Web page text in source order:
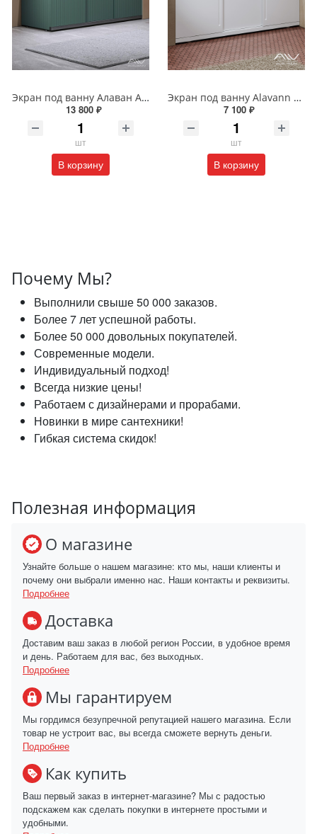
Экран под ванну Алаван Альт Блэк 170 см зеленый ALV1203010
13 800 ₽
шт
В корзину
Экран под ванну Alavann ALV0715001 Alt 170 раздвижной белый
7 100 ₽
шт
В корзину
Почему Мы?
Выполнили свыше 50 000 заказов.
Более 7 лет успешной работы.
Более 50 000 довольных покупателей.
Современные модели.
Индивидуальный подход!
Всегда низкие цены!
Работаем с дизайнерами и прорабами.
Новинки в мире сантехники!
Гибкая система скидок!
Полезная информация
О магазине
Узнайте больше о нашем магазине: кто мы, наши клиенты и
почему они выбрали именно нас. Наши контакты и реквизиты.
Подробнее
Доставка
Доставим ваш заказ в любой регион России, в удобное время
и день. Работаем для вас, без выходных.
Подробнее
Мы гарантируем
Мы гордимся безупречной репутацией нашего магазина. Если
товар не устроит вас, вы всегда сможете вернуть деньги.
Подробнее
Как купить
Ваш первый заказ в интернет-магазине? Мы с радостью
подскажем как сделать покупки в интернете простыми и
удобными.